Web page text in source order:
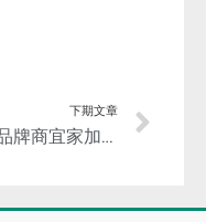
下期文章
家居品牌商宜家加入铝业管理倡议ASI，关注并支持可持续铝供应链！